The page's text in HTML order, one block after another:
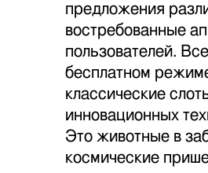
предложения
востребованные
пользователей.
бесплатном
классические
инновационных
Это животные в
космические